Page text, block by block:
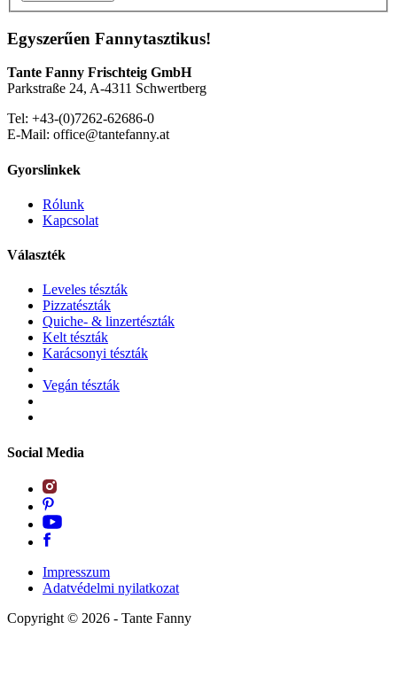
Egyszerűen Fannytasztikus!
Tante Fanny Frischteig GmbH
Parkstraße 24, A-4311 Schwertberg
Tel: +43-(0)7262-62686-0
E-Mail: office@tantefanny.at
Gyorslinkek
Rólunk
Kapcsolat
Választék
Leveles tészták
Pizzatészták
Quiche- & linzertészták
Kelt tészták
Karácsonyi tészták
Vegán tészták
Social Media
Impresszum
Adatvédelmi nyilatkozat
Copyright © 2026 - Tante Fanny